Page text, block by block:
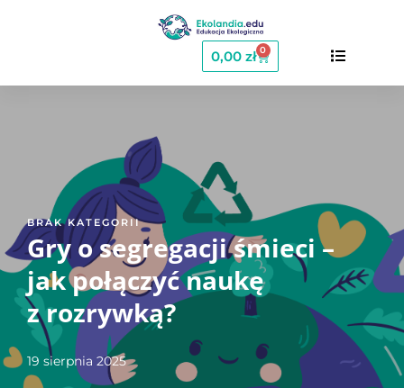
0,00 zł 0
BRAK KATEGORII
Gry o segregacji śmieci –
jak połączyć naukę
z rozrywką?
19 sierpnia 2025